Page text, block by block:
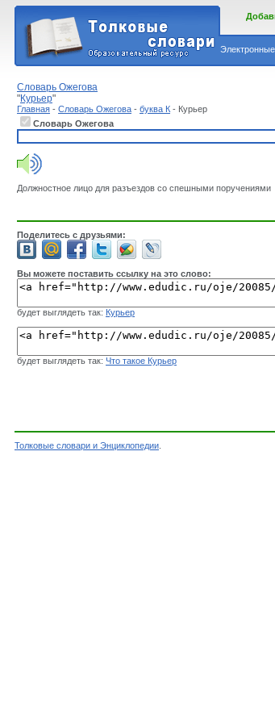
Словарь Ожегова
"Курьер"
Главная - Словарь Ожегова - буква К - Курьер
Словарь Ожегова
Должностное лицо для разъездов со спешными поручениями
Поделитесь с друзьями:
Вы можете поставить ссылку на это слово:
будет выглядеть так: Курьер
будет выглядеть так: Что такое Курьер
Толковые словари и Энциклопедии